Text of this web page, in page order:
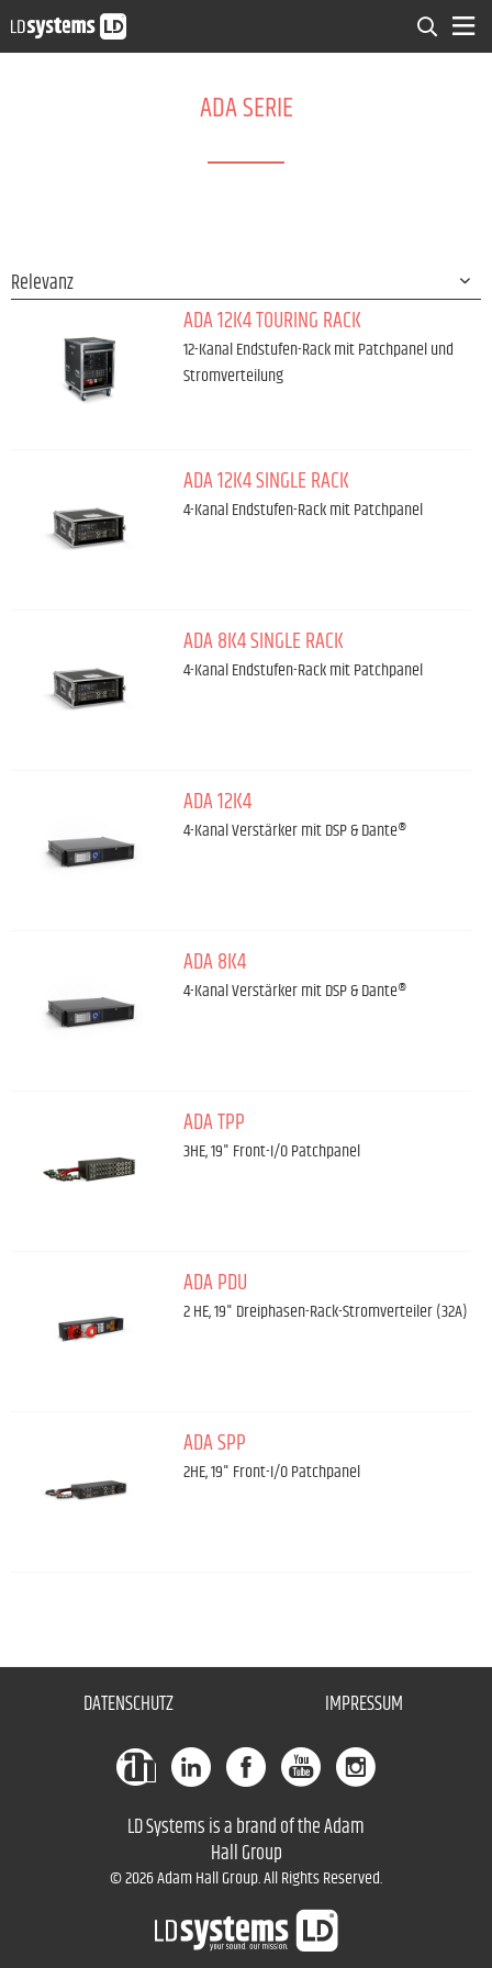
ADA SERIE
ADA 12K4 TOURING RACK
12-Kanal Endstufen-Rack mit Patchpanel und
Stromverteilung
ADA 12K4 SINGLE RACK
4-Kanal Endstufen-Rack mit Patchpanel
ADA 8K4 SINGLE RACK
4-Kanal Endstufen-Rack mit Patchpanel
ADA 12K4
4-Kanal Verstärker mit DSP & Dante®
ADA 8K4
4-Kanal Verstärker mit DSP & Dante®
ADA TPP
3HE, 19" Front-I/O Patchpanel
ADA PDU
2 HE, 19" Dreiphasen-Rack-Stromverteiler (32A)
ADA SPP
2HE, 19" Front-I/O Patchpanel
DATENSCHUTZ IMPRESSUM
LD Systems is a brand of the Adam
Hall Group
© 2026 Adam Hall Group. All Rights Reserved.